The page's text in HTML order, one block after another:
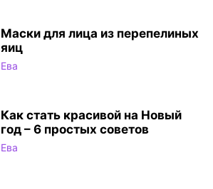
Маски для лица из перепелиных
яиц
Ева
Как стать красивой на Новый
год – 6 простых советов
Ева